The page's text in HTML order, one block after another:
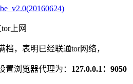
上网
，表明已经联通tor网络，
置浏览器代理为： 127.0.0.1：9050